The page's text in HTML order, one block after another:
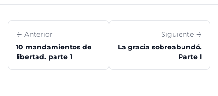
← Anterior
10 mandamientos de
libertad. parte 1
Siguiente →
La gracia sobreabundó.
Parte 1